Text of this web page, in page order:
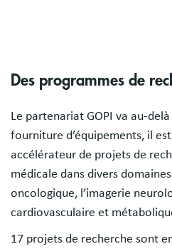
Des programmes de
Le partenariat GOPI va au-
fourniture d’équipements, il
accélérateur de projets de
médicale dans divers
oncologique, l’imagerie
cardiovasculaire et
17 projets de recherche sont